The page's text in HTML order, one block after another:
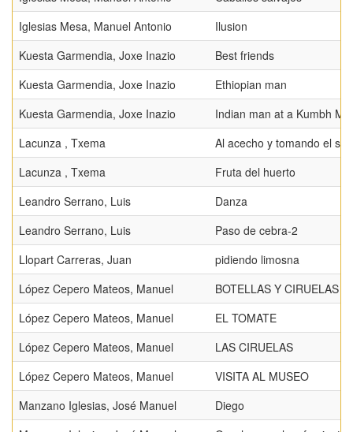
Iglesias Mesa, Manuel Antonio
Ilusion
Kuesta Garmendia, Joxe Inazio
Best friends
Kuesta Garmendia, Joxe Inazio
Ethiopian man
Kuesta Garmendia, Joxe Inazio
Indian man at a Kumbh
Lacunza , Txema
Al acecho y tomando el sol
Lacunza , Txema
Fruta del huerto
Leandro Serrano, Luis
Danza
Leandro Serrano, Luis
Paso de cebra-2
Llopart Carreras, Juan
pidiendo limosna
López Cepero Mateos, Manuel
BOTELLAS Y CIRUELAS II
López Cepero Mateos, Manuel
EL TOMATE
López Cepero Mateos, Manuel
LAS CIRUELAS
López Cepero Mateos, Manuel
VISITA AL MUSEO
Manzano Iglesias, José Manuel
Diego